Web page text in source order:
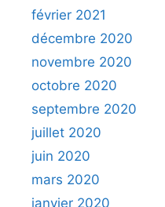
février 2021
décembre 2020
novembre 2020
octobre 2020
septembre 2020
juillet 2020
juin 2020
mars 2020
janvier 2020